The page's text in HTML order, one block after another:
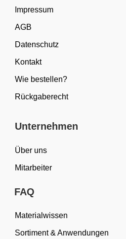
Impressum
AGB
Datenschutz
Kontakt
Wie bestellen?
Rückgaberecht
Unternehmen
Über uns
Mitarbeiter
FAQ
Materialwissen
Sortiment & Anwendungen